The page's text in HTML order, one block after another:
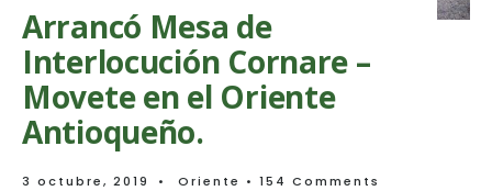
Arrancó Mesa de
Interlocución Cornare –
Movete en el Oriente
Antioqueño.
3 octubre, 2019 • Oriente • 154 Comments